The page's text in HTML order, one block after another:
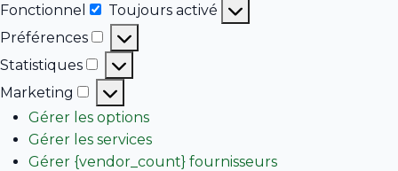
Fonctionnel
Fonctionnel
Toujours activé
Préférences
Préférences
Statistiques
Statistiques
Marketing
Marketing
Gérer les options
Gérer les services
Gérer {vendor_count} fournisseurs